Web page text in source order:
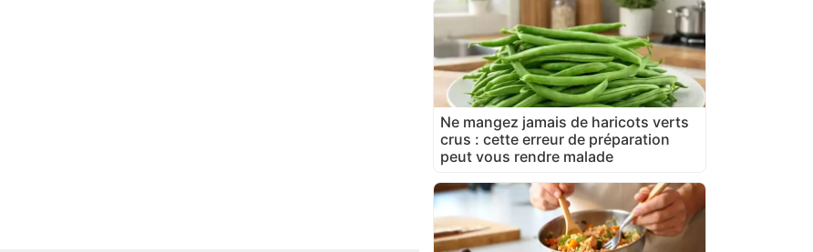
Ne mangez jamais de haricots verts
crus : cette erreur de préparation
peut vous rendre malade